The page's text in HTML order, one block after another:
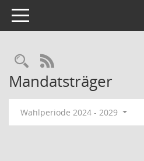
Toggle navigation
Rechercheauswahl
RSS-Feed
Mandatsträger
Wahlperiode 2024 - 2029